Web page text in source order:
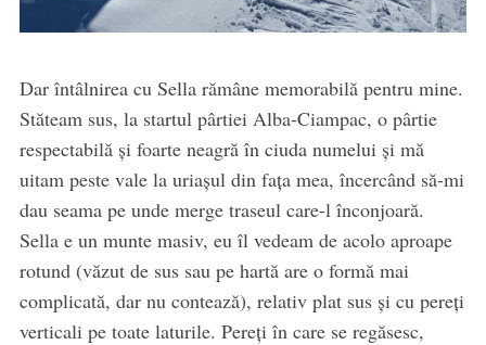
Dar întâlnirea cu Sella rămâne memorabilă pentru mine.
Stăteam sus, la startul pârtiei Alba-Ciampac, o pârtie
respectabilă și foarte neagră în ciuda numelui și mă
uitam peste vale la uriașul din fața mea, încercând să-mi
dau seama pe unde merge traseul care-l înconjoară.
Sella e un munte masiv, eu îl vedeam de acolo aproape
rotund (văzut de sus sau pe hartă are o formă mai
complicată, dar nu contează), relativ plat sus și cu pereți
verticali pe toate laturile. Pereți în care se regăsesc,